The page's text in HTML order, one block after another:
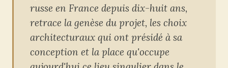
russe en France depuis dix-huit ans,
retrace la genèse du projet, les choix
architecturaux qui ont présidé à sa
conception et la place qu'occupe